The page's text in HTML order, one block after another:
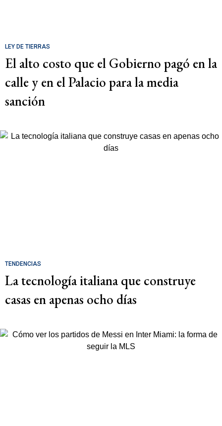
LEY DE TIERRAS
El alto costo que el Gobierno pagó en la
calle y en el Palacio para la media
sanción
TENDENCIAS
La tecnología italiana que construye
casas en apenas ocho días